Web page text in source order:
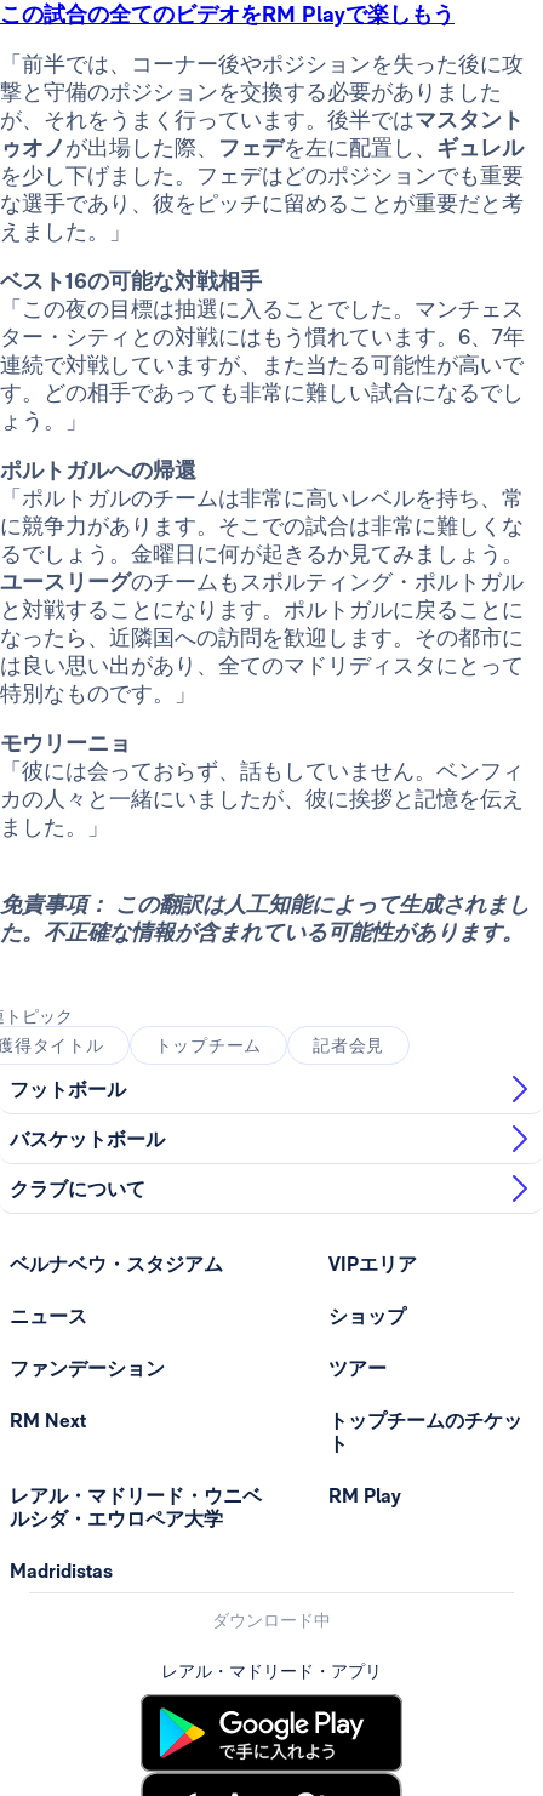
この試合の全てのビデオをRM Playで楽しもう
「前半では、コーナー後やポジションを失った後に攻
撃と守備のポジションを交換する必要がありました
が、それをうまく行っています。後半ではマスタント
ゥオノが出場した際、 フェデを左に配置し、 ギュレル
を少し下げました。フェデはどのポジションでも重要
な選手であり、彼をピッチに留めることが重要だと考
えました。」
ベスト16の可能な対戦相手
「この夜の目標は抽選に入ることでした。マンチェス
ター・シティとの対戦にはもう慣れています。6、7年
連続で対戦していますが、また当たる可能性が高いで
す。どの相手であっても非常に難しい試合になるでし
ょう。」
ポルトガルへの帰還
「ポルトガルのチームは非常に高いレベルを持ち、常
に競争力があります。そこでの試合は非常に難しくな
るでしょう。金曜日に何が起きるか見てみましょう。
ユースリーグのチームもスポルティング・ポルトガル
と対戦することになります。ポルトガルに戻ることに
なったら、近隣国への訪問を歓迎します。その都市に
は良い思い出があり、全てのマドリディスタにとって
特別なものです。」
モウリーニョ
「彼には会っておらず、話もしていません。ベンフィ
カの人々と一緒にいましたが、彼に挨拶と記憶を伝え
ました。」
免責事項： この翻訳は人工知能によって生成されまし
た。不正確な情報が含まれている可能性があります。
トピック
得タイトル
トップチーム 記者会見
フットボール
バスケットボール
クラブについて
ベルナベウ・スタジアム
ニュース
ファンデーション
RM Next
レアル・マドリード・ウニベ
ルシダ・エウロペア大学
Madridistas
VIPエリア
ショップ
ツアー
トップチームのチケッ
ト
RM Play
ダウンロード中
レアル・マドリード・アプリ